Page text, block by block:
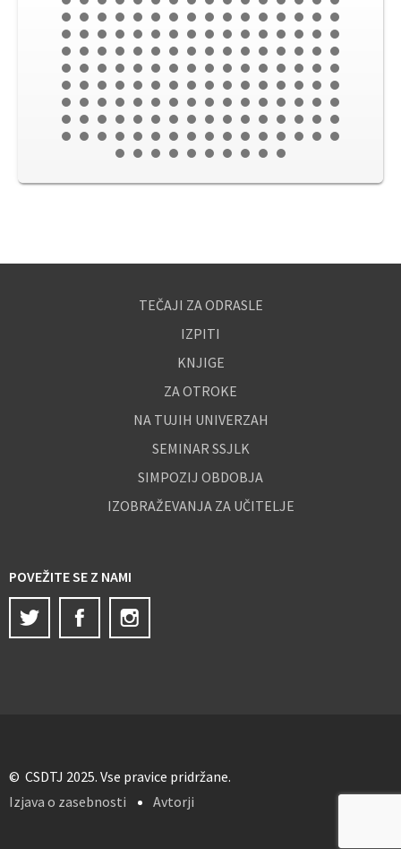
TEČAJI ZA ODRASLE
IZPITI
KNJIGE
ZA OTROKE
NA TUJIH UNIVERZAH
SEMINAR SSJLK
SIMPOZIJ OBDOBJA
IZOBRAŽEVANJA ZA UČITELJE
POVEŽITE SE Z NAMI
Twitter
Facebook
© CSDTJ 2025. Vse pravice pridržane.
Izjava o zasebnosti
Avtorji